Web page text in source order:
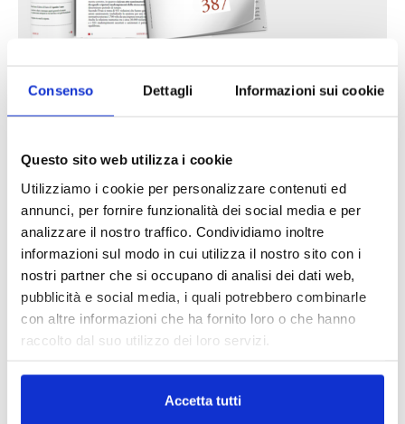
Consenso Dettagli Informazioni sui cookie
Questo sito web utilizza i cookie
Utilizziamo i cookie per personalizzare contenuti ed
annunci, per fornire funzionalità dei social media e per
analizzare il nostro traffico. Condividiamo inoltre
informazioni sul modo in cui utilizza il nostro sito con i
nostri partner che si occupano di analisi dei dati web,
pubblicità e social media, i quali potrebbero combinarle
con altre informazioni che ha fornito loro o che hanno
raccolto dal suo utilizzo dei loro servizi.
Accetta tutti
30 Giugno 2026
LA GESTIONE DELLA REPUTAZIONE.
RECENSIONI E CRISI DIGITALI
30 Giugno 2026
Il “Modulo CAI” diventa digitale
30 Giugno 2026
PREMI 2025. I TOP TEN